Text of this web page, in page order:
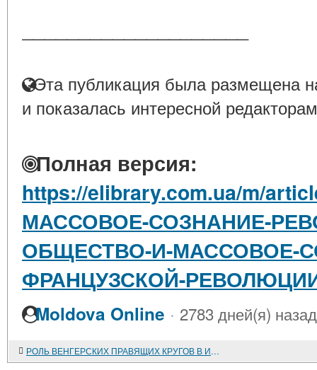
Эта публикация была размещена
и показалась интересной
Полная версия:
https://elibrary.com.ua/m/
МАССОВОЕ-СОЗНАНИЕ-
ОБЩЕСТВО-И-МАССОВОЕ-
ФРАНЦУЗСКОЙ-
Moldova Online · 2783 дней(я) назад
РОЛЬ ВЕНГЕРСКИХ ПРАВЯЩИХ КРУГОВ В ИЮЛЬСКОМ КРИЗИСЕ 1914 ГОДА